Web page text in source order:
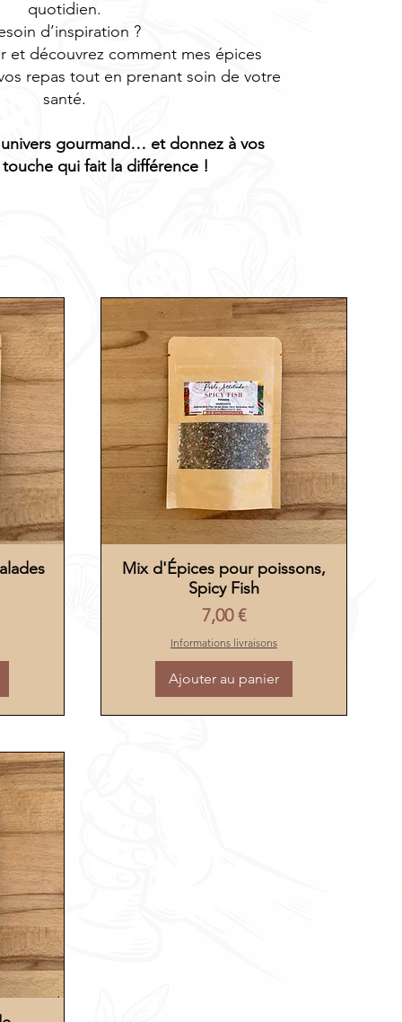
quotidien.
d’inspiration ?
et découvrez comment mes épices
repas tout en prenant soin de votre
santé.
gourmand… et donnez à vos
qui fait la différence !
Aperçu rapide
Mix d'Épices pour poissons,
Spicy Fish
Prix
7,00 €
Informations livraisons
Ajouter au panier